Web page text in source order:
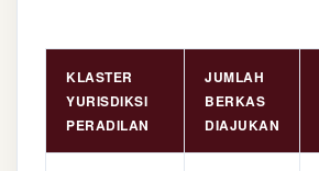
KLASTER
YURISDIKSI
PERADILAN
JUMLAH
BERKAS
DIAJUKAN